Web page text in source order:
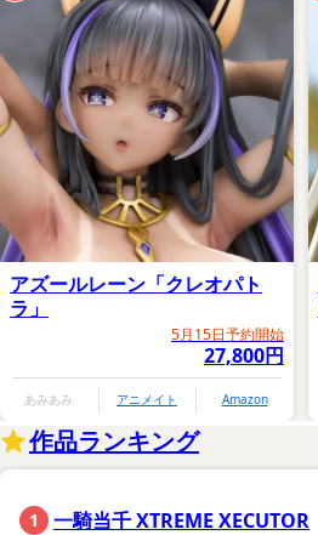
アズールレーン「クレオパト
ラ」
5月15日予約開始
27,800円
あみあみ アニメイト Amazon
作品ランキング
一騎当千 XTREME XECUTOR